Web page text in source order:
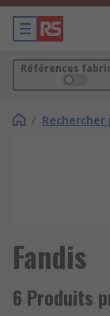
Références
/
Fandis
6 Produits